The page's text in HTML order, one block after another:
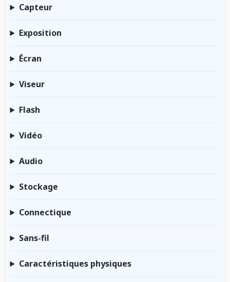
Capteur
Exposition
Écran
Viseur
Flash
Vidéo
Audio
Stockage
Connectique
Sans-fil
Caractéristiques physiques